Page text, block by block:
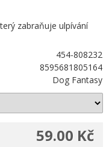
zabraňuje ulpívání
454-808232
8595681805164
Dog Fantasy
59.00 Kč